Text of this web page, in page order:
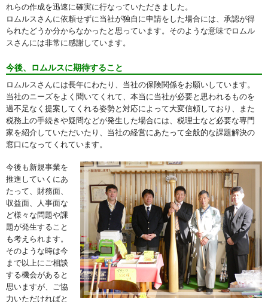
れらの作成を迅速に確実に行なっていただきました。
ロムルスさんに依頼せずに当社が独自に申請をした場合には、承認が得
られたどうか分からなかったと思っています。そのような意味でロムル
スさんには非常に感謝しています。
今後、ロムルスに期待すること
ロムルスさんには長年にわたり、当社の保険関係をお願いしています。
当社のニーズをよく聞いてくれて、本当に当社が必要と思われるものを
過不足なく提案してくれる姿勢と対応によって大変信頼しており、また
税務上の手続きや疑問などが発生した場合には、税理士など必要な専門
家を紹介していただいたり、当社の経営にあたって全般的な課題解決の
窓口になってくれています。
今後も新規事業を
推進していくにあ
たって、財務面、
収益面、人事面な
ど様々な問題や課
題が発生すること
も考えられます。
そのような時は今
まで以上にご相談
する機会があると
思いますが、ご協
力いただければと